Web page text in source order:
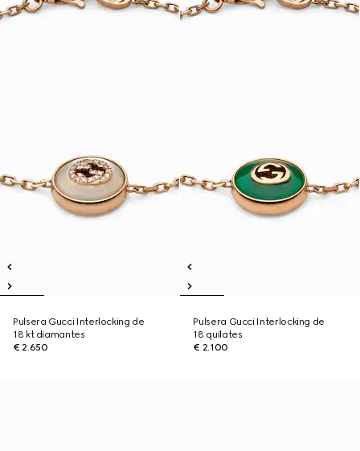
Pulsera Gucci Interlocking de
18 kt diamantes
€ 2.650
Pulsera Gucci Interlocking de
18 quilates
€ 2.100